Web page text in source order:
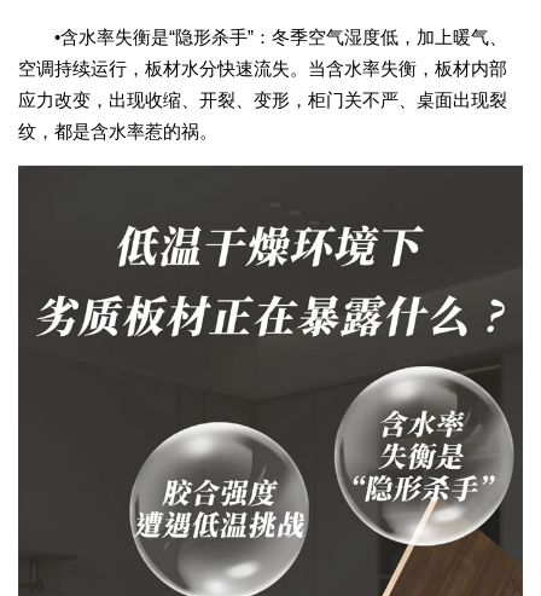
•含水率失衡是“隐形杀手”：冬季空气湿度低，加上暖气、
空调持续运行，板材水分快速流失。当含水率失衡，板材内部
应力改变，出现收缩、开裂、变形，柜门关不严、桌面出现裂
纹，都是含水率惹的祸。